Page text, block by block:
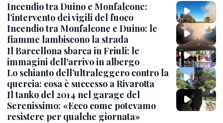
Incendio tra Duino e Monfalcone:
l’intervento dei vigili del fuoco
Incendio tra Monfalcone e Duino: le
fiamme lambiscono la strada
Il Barcellona sbarca in Friuli: le
immagini dell'arrivo in albergo
Lo schianto dell’ultraleggero contro la
quercia: cosa è successo a Rivarotta
Il tanko del 2014 nel garage del
Serenissimo: «Ecco come potevamo
resistere per qualche giornata»